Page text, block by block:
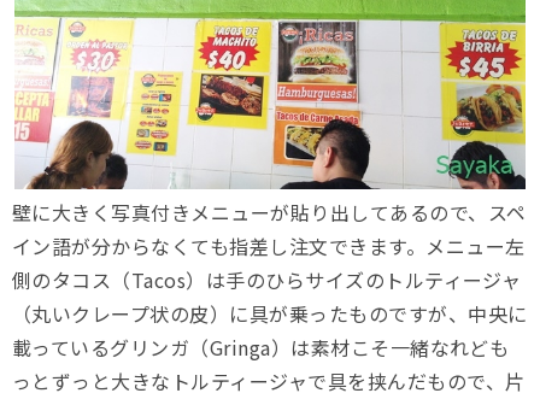
壁に大きく写真付きメニューが貼り出してあるので、スペ
イン語が分からなくても指差し注文できます。メニュー左
側のタコス（Tacos）は手のひらサイズのトルティージャ
（丸いクレープ状の皮）に具が乗ったものですが、中央に
載っているグリンガ（Gringa）は素材こそ一緒なれども
っとずっと大きなトルティージャで具を挟んだもので、片